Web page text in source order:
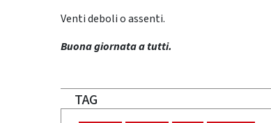
Venti deboli o assenti.
Buona giornata a tutti.
TAG